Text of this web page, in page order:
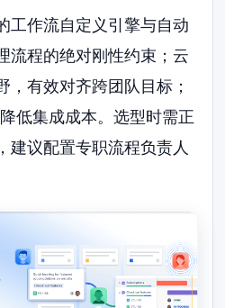
工作流自定义引擎与自动
流程的绝对刚性约束；云
，有效对齐跨团队目标；
低集成成本。选型时需正
建议配置专职流程负责人